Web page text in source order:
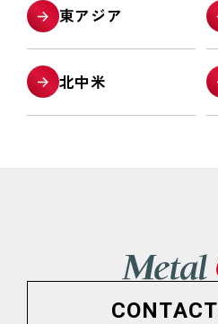
東アジア
北中米
CONTACT